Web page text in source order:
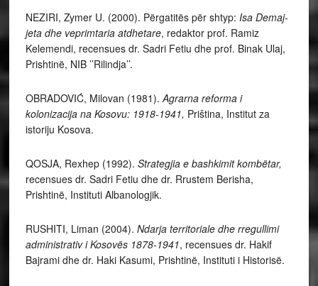
NEZIRI, Zymer U. (2000). Përgatitës për shtyp: Isa Demaj-
jeta dhe veprimtaria atdhetare, redaktor prof. Ramiz
Kelemendi, recensues dr. Sadri Fetiu dhe prof. Binak Ulaj,
Prishtinë, NIB ’’Rilindja’’.
OBRADOVIĆ, Milovan (1981).Agrarna reforma i
kolonizacija na Kosovu: 1918-1941, Priština, Institut za
istoriju Kosova.
QOSJA, Rexhep (1992). Strategjia e bashkimit kombëtar,
recensues dr. Sadri Fetiu dhe dr. Rrustem Berisha,
Prishtinë, Instituti Albanologjik.
RUSHITI, Liman (2004). Ndarja territoriale dhe rregullimi
administrativ i Kosovës 1878-1941, recensues dr. Hakif
Bajrami dhe dr. Haki Kasumi, Prishtinë, Instituti i Historisë.